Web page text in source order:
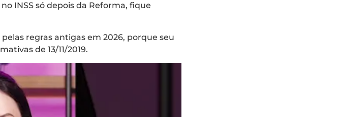
INSS só depois da Reforma, fique
regras antigas em 2026, porque seu
de 13/11/2019.